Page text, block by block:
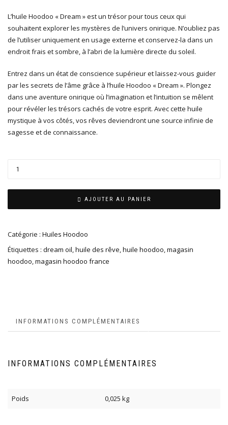
L’huile Hoodoo « Dream » est un trésor pour tous ceux qui
souhaitent explorer les mystères de l’univers onirique. N’oubliez pas
de l’utiliser uniquement en usage externe et conservez-la dans un
endroit frais et sombre, à l’abri de la lumière directe du soleil.
Entrez dans un état de conscience supérieur et laissez-vous guider
par les secrets de l’âme grâce à l’huile Hoodoo « Dream ». Plongez
dans une aventure onirique où l’imagination et l’intuition se mêlent
pour révéler les trésors cachés de votre esprit. Avec cette huile
mystique à vos côtés, vos rêves deviendront une source infinie de
sagesse et de connaissance.
AJOUTER AU PANIER
Catégorie : Huiles Hoodoo
Étiquettes : dream oil,huile des rêve,huile hoodoo,magasin
hoodoo,magasin hoodoo france
INFORMATIONS COMPLÉMENTAIRES
INFORMATIONS COMPLÉMENTAIRES
Poids 0,025 kg